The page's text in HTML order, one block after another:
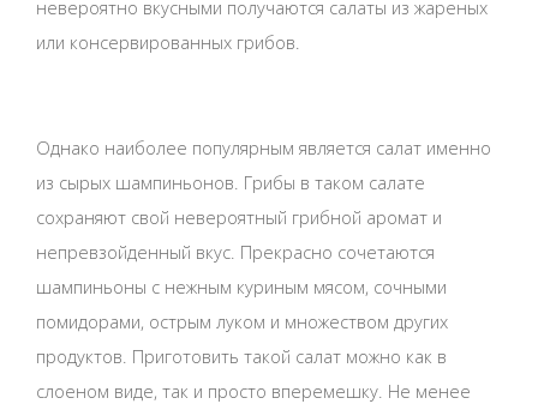
невероятно вкусными получаются салаты из жареных
или консервированных грибов.
Однако наиболее популярным является салат именно
из сырых шампиньонов. Грибы в таком салате
сохраняют свой невероятный грибной аромат и
непревзойденный вкус. Прекрасно сочетаются
шампиньоны с нежным куриным мясом, сочными
помидорами, острым луком и множеством других
продуктов. Приготовить такой салат можно как в
слоеном виде, так и просто вперемешку. Не менее